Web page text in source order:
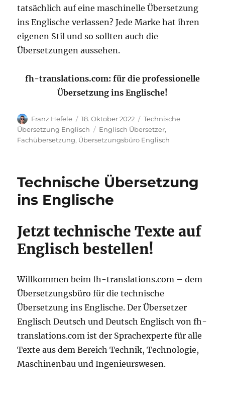
tatsächlich auf eine maschinelle Übersetzung
ins Englische verlassen? Jede Marke hat ihren
eigenen Stil und so sollten auch die
Übersetzungen aussehen.
fh-translations.com: für die professionelle
Übersetzung ins Englische!
Autor
Franz Hefele
Veröffentlicht
am
18. Oktober 2022 Kategorien
Technische
Übersetzung Englisch
Schlagwörter
Englisch Übersetzer,
Fachübersetzung, Übersetzungsbüro Englisch
Technische Übersetzung
ins Englische
Jetzt technische Texte auf
Englisch bestellen!
Willkommen beim fh-translations.com – dem
Übersetzungsbüro für die technische
Übersetzung ins Englische. Der Übersetzer
Englisch Deutsch und Deutsch Englisch von fh-
translations.com ist der Sprachexperte für alle
Texte aus dem Bereich Technik, Technologie,
Maschinenbau und Ingenieurswesen.